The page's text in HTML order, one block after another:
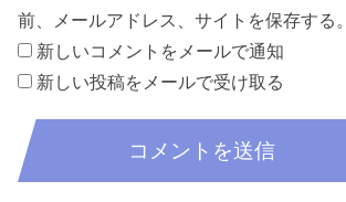
前、メールアドレス、サイトを保存する。
新しいコメントをメールで通知
新しい投稿をメールで受け取る